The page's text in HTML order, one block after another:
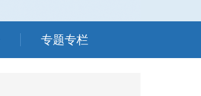
专题专栏